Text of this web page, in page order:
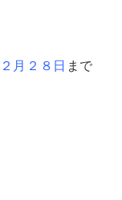
２月２８日 まで